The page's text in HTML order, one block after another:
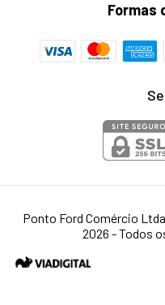
Formas
Ponto Ford Comércio
2026 - Todos